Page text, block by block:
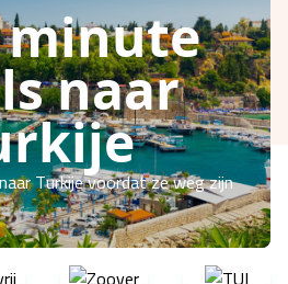
minute
naar
Turkije voordat ze weg zijn